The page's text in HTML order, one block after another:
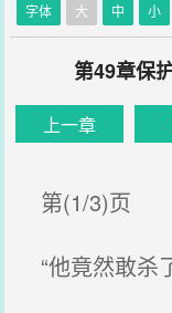
字体 大 中 小
第49章保
上一章
第(1/3)页
“他竟然敢杀